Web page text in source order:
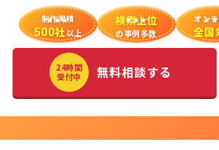
制作実績
500社以上
検索上位
の事例多数
オン
全国
24時間
受付中
無料相談する